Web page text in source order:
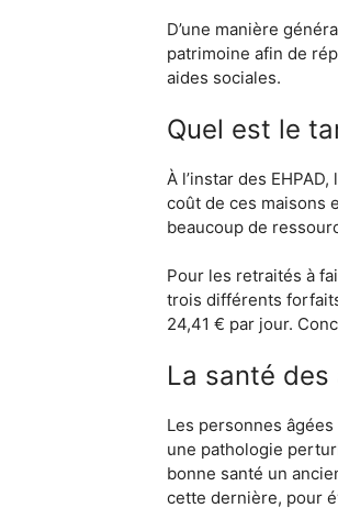
D’une manière
patrimoine afin de
aides sociales.
Quel est le
À l’instar des
coût de ces maisons
beaucoup de
Pour les retraités à
trois différents
24,41 € par jour.
La santé des
Les personnes
une pathologie
bonne santé un
cette dernière, pour